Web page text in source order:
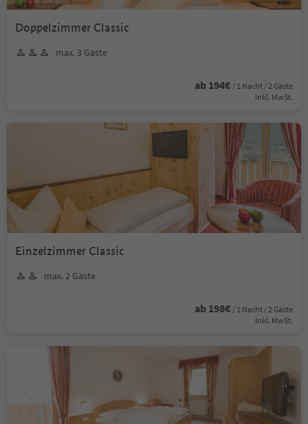
Doppelzimmer Classic
max. 3 Gäste
ab 194€ / 1 Nacht / 2 Gäste
Inkl. MwSt.
Einzelzimmer Classic
max. 2 Gäste
ab 198€ / 1 Nacht / 2 Gäste
Inkl. MwSt.